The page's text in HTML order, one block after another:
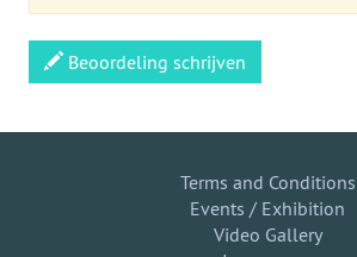
Beoordeling schrijven
Terms and Conditions
Events / Exhibition
Video Gallery